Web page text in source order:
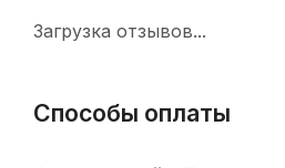
Загрузка отзывов...
Способы оплаты